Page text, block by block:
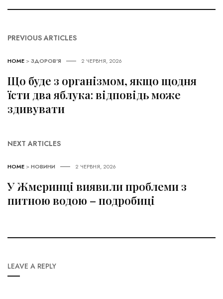
PREVIOUS ARTICLES
HOME >ЗДОРОВ'Я 2 ЧЕРВНЯ, 2026
Що буде з організмом, якщо щодня
їсти два яблука: відповідь може
здивувати
NEXT ARTICLES
HOME >НОВИНИ 2 ЧЕРВНЯ, 2026
У Жмеринці виявили проблеми з
питною водою – подробиці
LEAVE A REPLY